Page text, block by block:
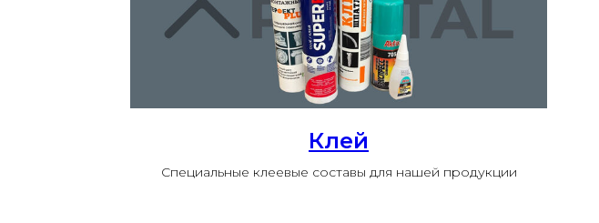
Клей
Специальные клеевые составы для нашей продукции